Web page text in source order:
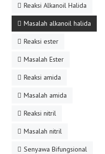
Reaksi Alkanoil Halida
Masalah alkanoil halida
Reaksi ester
Masalah Ester
Reaksi amida
Masalah amida
Reaksi nitril
Masalah nitril
Senyawa Bifungsional